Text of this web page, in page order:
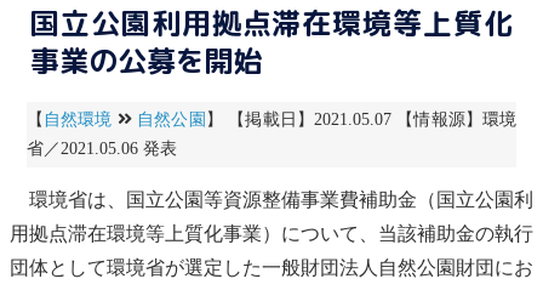
国立公園利用拠点滞在環境等上質化
事業の公募を開始
【 自然環境 自然公園 】 【掲載日】2021.05.07 【情報源】環境
省／2021.05.06 発表
環境省は、 国立公園等資源整備事業費補助金（ 国立公園利
用拠点滞在環境等上質化事業）について、当該補助金の執行
団体として環境省が選定した一般財団法人 自然公園 財団にお